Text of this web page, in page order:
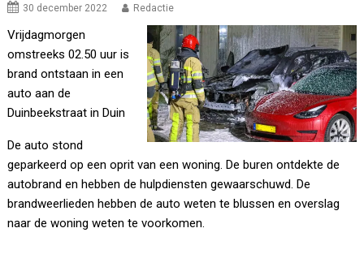
30 december 2022 Redactie
Vrijdagmorgen
omstreeks 02.50 uur is
brand ontstaan in een
auto aan de
Duinbeekstraat in Duin
De auto stond
geparkeerd op een oprit van een woning. De buren ontdekte de
autobrand en hebben de hulpdiensten gewaarschuwd. De
brandweerlieden hebben de auto weten te blussen en overslag
naar de woning weten te voorkomen.